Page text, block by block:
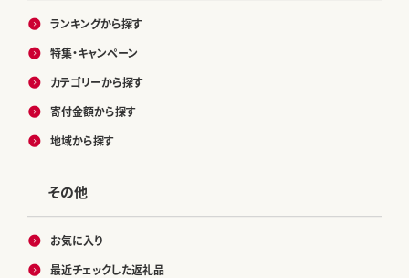
ランキングから探す
特集・キャンペーン
カテゴリーから探す
寄付金額から探す
地域から探す
その他
お気に入り
最近チェックした返礼品